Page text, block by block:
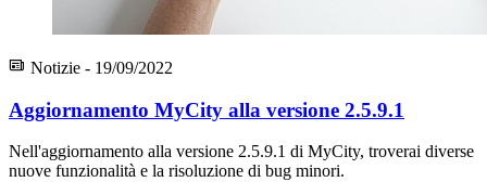
Notizie - 19/09/2022
Aggiornamento MyCity alla versione 2.5.9.1
Nell'aggiornamento alla versione 2.5.9.1 di MyCity, troverai diverse
nuove funzionalità e la risoluzione di bug minori.